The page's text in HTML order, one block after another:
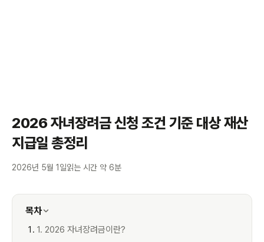
2026 자녀장려금 신청 조건 기준 대상 재산
지급일 총정리
2026년 5월 1일읽는 시간 약 6분
목차
1. 2026 자녀장려금이란?